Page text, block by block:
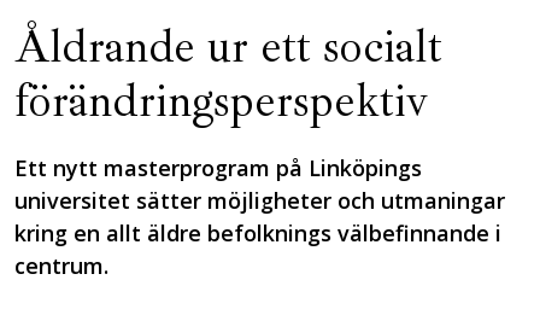
Åldrande ur ett socialt
förändringsperspektiv
Ett nytt masterprogram på Linköpings
universitet sätter möjligheter och utmaningar
kring en allt äldre befolknings välbefinnande i
centrum.